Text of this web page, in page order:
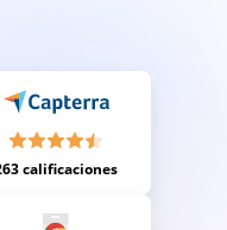
calificaciones